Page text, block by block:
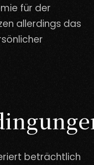
für der
allerdings das
beträchtlich